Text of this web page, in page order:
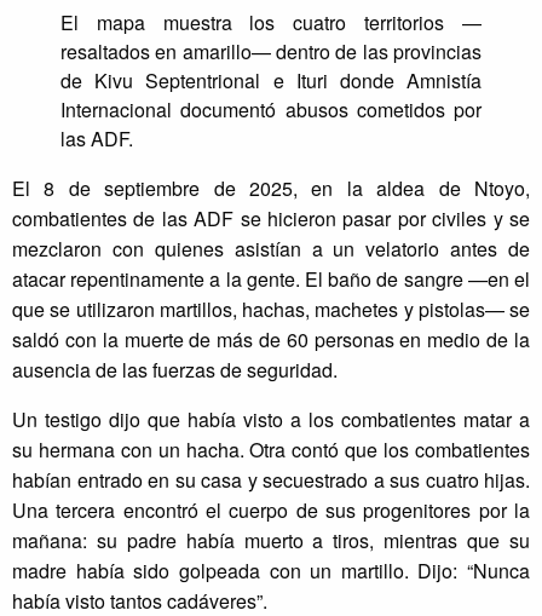
El mapa muestra los cuatro territorios —
resaltados en amarillo— dentro de las provincias
de Kivu Septentrional e Ituri donde Amnistía
Internacional documentó abusos cometidos por
las ADF.
El 8 de septiembre de 2025, en la aldea de Ntoyo,
combatientes de las ADF se hicieron pasar por civiles y se
mezclaron con quienes asistían a un velatorio antes de
atacar repentinamente a la gente. El baño de sangre —en el
que se utilizaron martillos, hachas, machetes y pistolas— se
saldó con la muerte de más de 60 personas en medio de la
ausencia de las fuerzas de seguridad.
Un testigo dijo que había visto a los combatientes matar a
su hermana con un hacha. Otra contó que los combatientes
habían entrado en su casa y secuestrado a sus cuatro hijas.
Una tercera encontró el cuerpo de sus progenitores por la
mañana: su padre había muerto a tiros, mientras que su
madre había sido golpeada con un martillo. Dijo: “Nunca
había visto tantos cadáveres”.